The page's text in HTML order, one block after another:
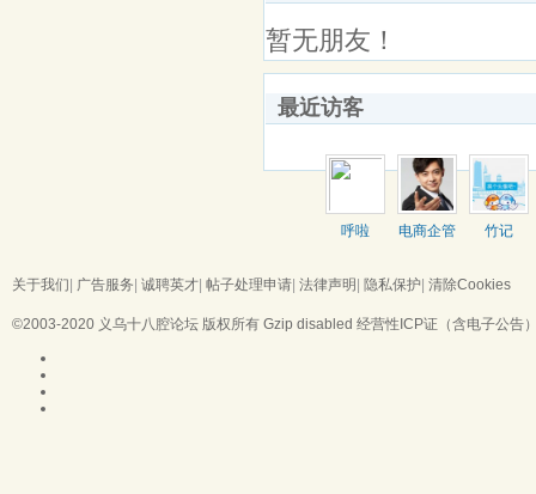
暂无朋友！
最近访客
呼啦
电商企管
竹记
关于我们| 广告服务| 诚聘英才| 帖子处理申请| 法律声明| 隐私保护| 清除Cookies
©2003-2020 义乌十八腔论坛 版权所有 Gzip disabled 经营性ICP证（含电子公告